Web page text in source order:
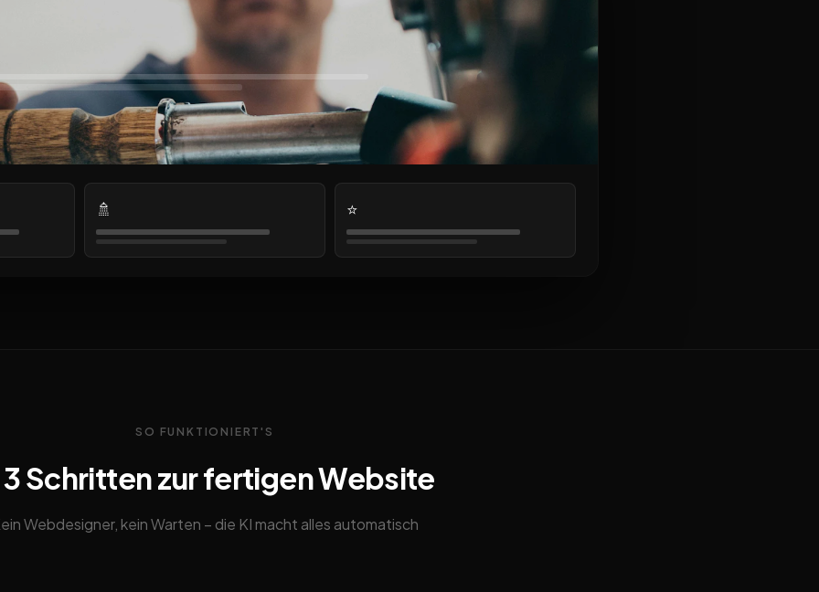
🚿 ⭐
SO FUNKTIONIERT'S
3 Schritten zur fertigen Website
Webdesigner, kein Warten – die KI macht alles automatisch